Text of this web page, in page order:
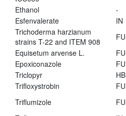
Ethanol -
Esfenvalerate
IN
Trichoderma harzianum
strains T-22 and ITEM 908
FU
Equisetum arvense L.
FU
Epoxiconazole
FU
Triclopyr
HB
Trifloxystrobin
FU
Triflumizole
FU